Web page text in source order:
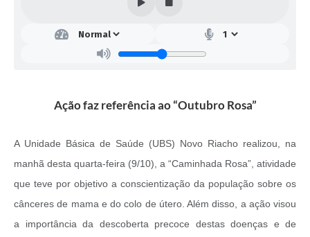
Ação faz referência ao “Outubro Rosa”
A Unidade Básica de Saúde (UBS) Novo Riacho realizou, na
manhã desta quarta-feira (9/10), a “Caminhada Rosa”, atividade
que teve por objetivo a conscientização da população sobre os
cânceres de mama e do colo de útero. Além disso, a ação visou
a importância da descoberta precoce destas doenças e de